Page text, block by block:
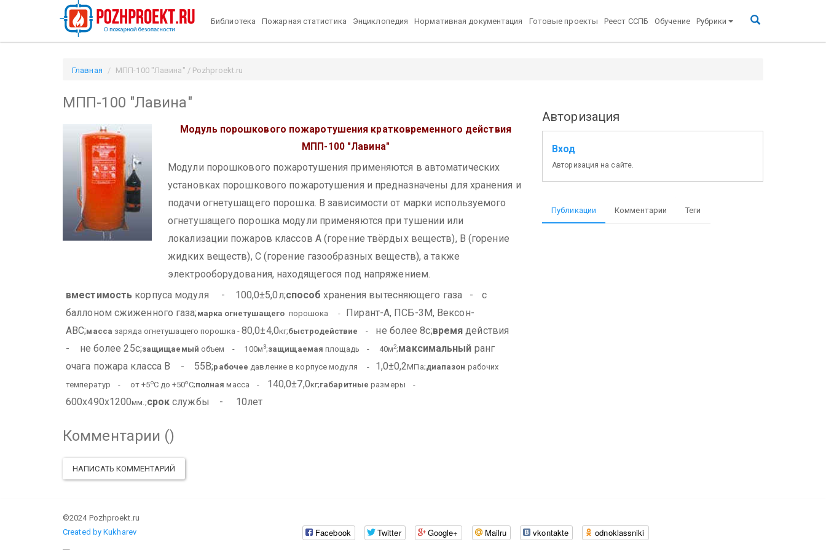
Библиотека Пожарная статистика Энциклопедия Нормативная документация Готовые проекты Реест ССПБ Обучение Рубрики
Главная МПП-100 "Лавина" / Pozhproekt.ru
МПП-100 "Лавина"
Модуль порошкового пожаротушения кратковременного действия
МПП-100 "Лавина"
Модули порошкового пожаротушения применяются в автоматических
установках порошкового пожаротушения и предназначены для хранения и
подачи огнетушащего порошка. В зависимости от марки используемого
огнетушащего порошка модули применяются при тушении или
локализации пожаров классов А (горение твёрдых веществ), В (горение
жидких веществ), С (горение газообразных веществ), а также
электрооборудования, находящегося под напряжением.
вместимость корпуса модуля - 100,0±5,0л;способ хранения вытесняющего газа -
с
баллоном сжиженного газа; марка огнетушащего порошока - Пирант-А, ПСБ-3М, Вексон-
АВС;масса заряда огнетушащего порошка -80,0±4,0кг;быстродействие - не более 8с;время действия
- не более 25с;защищаемый объем - 100м3;защищаемая площадь - 40м2;максимальный ранг
очага пожара класса В - 55В;рабочее давление в корпусе модуля - 1,0±0,2МПа;диапазон рабочих
температур - от +5оС до +50оС;полнаямасса - 140,0±7,0кг;габаритные размеры -
600х490х1200мм.;срок службы - 10лет
Комментарии ()
НАПИСАТЬ КОММЕНТАРИЙ
Авторизация
Вход
Авторизация на сайте.
Публикации Комментарии Теги
©2024 Pozhproekt.ru
Created by Kukharev
Facebook Twitter Google+ Mailru vkontakte odnoklassniki